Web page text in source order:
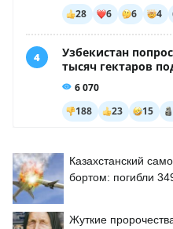
Казахстанский
бортом: погибли
Жуткие